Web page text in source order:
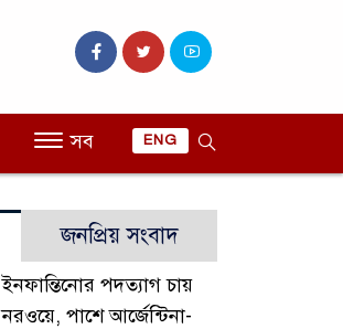
সব ENG
জনপ্রিয় সংবাদ
ইনফান্তিনোর পদত্যাগ চায়
নরওয়ে, পাশে আর্জেন্টিনা-